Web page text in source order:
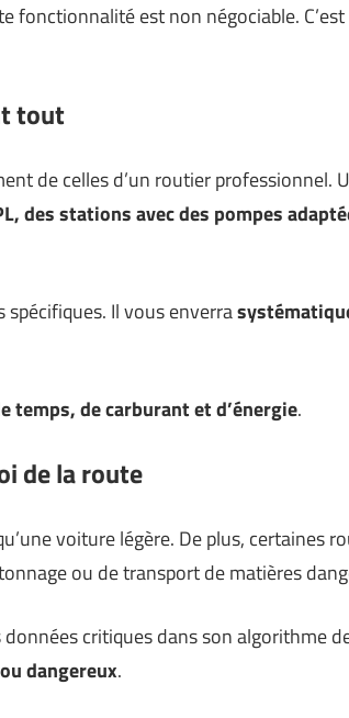
fonctionnalité est non négociable.
tout
de celles d’un routier professionnel.
des stations avec des pompes
Il vous enverra
temps, de carburant et d’énergie.
de la route
voiture légère. De plus, certaines
ou de transport de matières
critiques dans son algorithme
dangereux.